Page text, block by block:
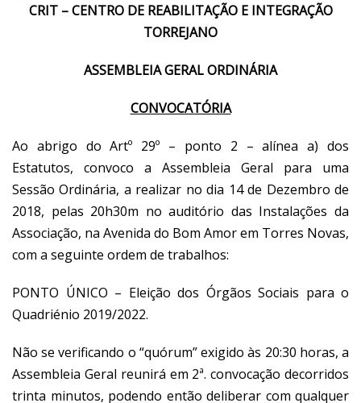
CRIT – CENTRO DE REABILITAÇÃO E INTEGRAÇÃO
TORREJANO
ASSEMBLEIA GERAL ORDINÁRIA
CONVOCATÓRIA
Ao abrigo do Artº 29º – ponto 2 – alínea a) dos
Estatutos, convoco a Assembleia Geral para uma
Sessão Ordinária, a realizar no dia 14 de Dezembro de
2018, pelas 20h30m no auditório das Instalações da
Associação, na Avenida do Bom Amor em Torres Novas,
com a seguinte ordem de trabalhos:
PONTO ÚNICO – Eleição dos Órgãos Sociais para o
Quadriénio 2019/2022.
Não se verificando o “quórum” exigido às 20:30 horas, a
Assembleia Geral reunirá em 2ª. convocação decorridos
trinta minutos, podendo então deliberar com qualquer